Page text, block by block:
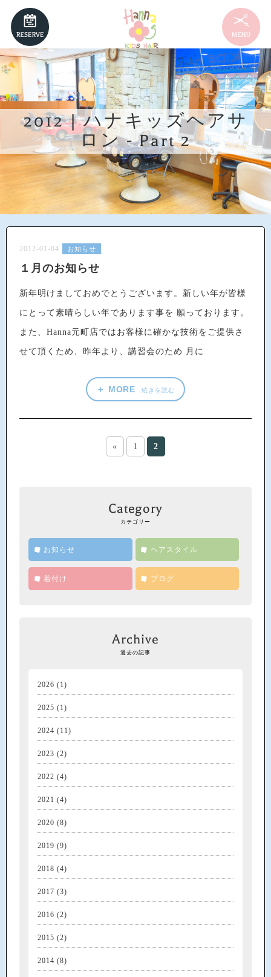
NEWS
MENU
HAIRSTYLE
STAFF
RECRUIT
2012 | ハナキッズヘアサ
ロン - Part 2
2012-01-04 お知らせ
１月のお知らせ
新年明けましておめでとうございます。新しい年が皆様
にとって素晴らしい年であります事を 願っております。
また、Hanna元町店ではお客様に確かな技術をご提供さ
せて頂くため、昨年より、講習会のため 月に
＋ MORE 続きを読む
« 1 2
Category
カテゴリー
お知らせ ヘアスタイル
着付け ブログ
Archive
過去の記事
2026 (1)
2025 (1)
2024 (11)
2023 (2)
2022 (4)
2021 (4)
2020 (8)
2019 (9)
2018 (4)
2017 (3)
2016 (2)
2015 (2)
2014 (8)